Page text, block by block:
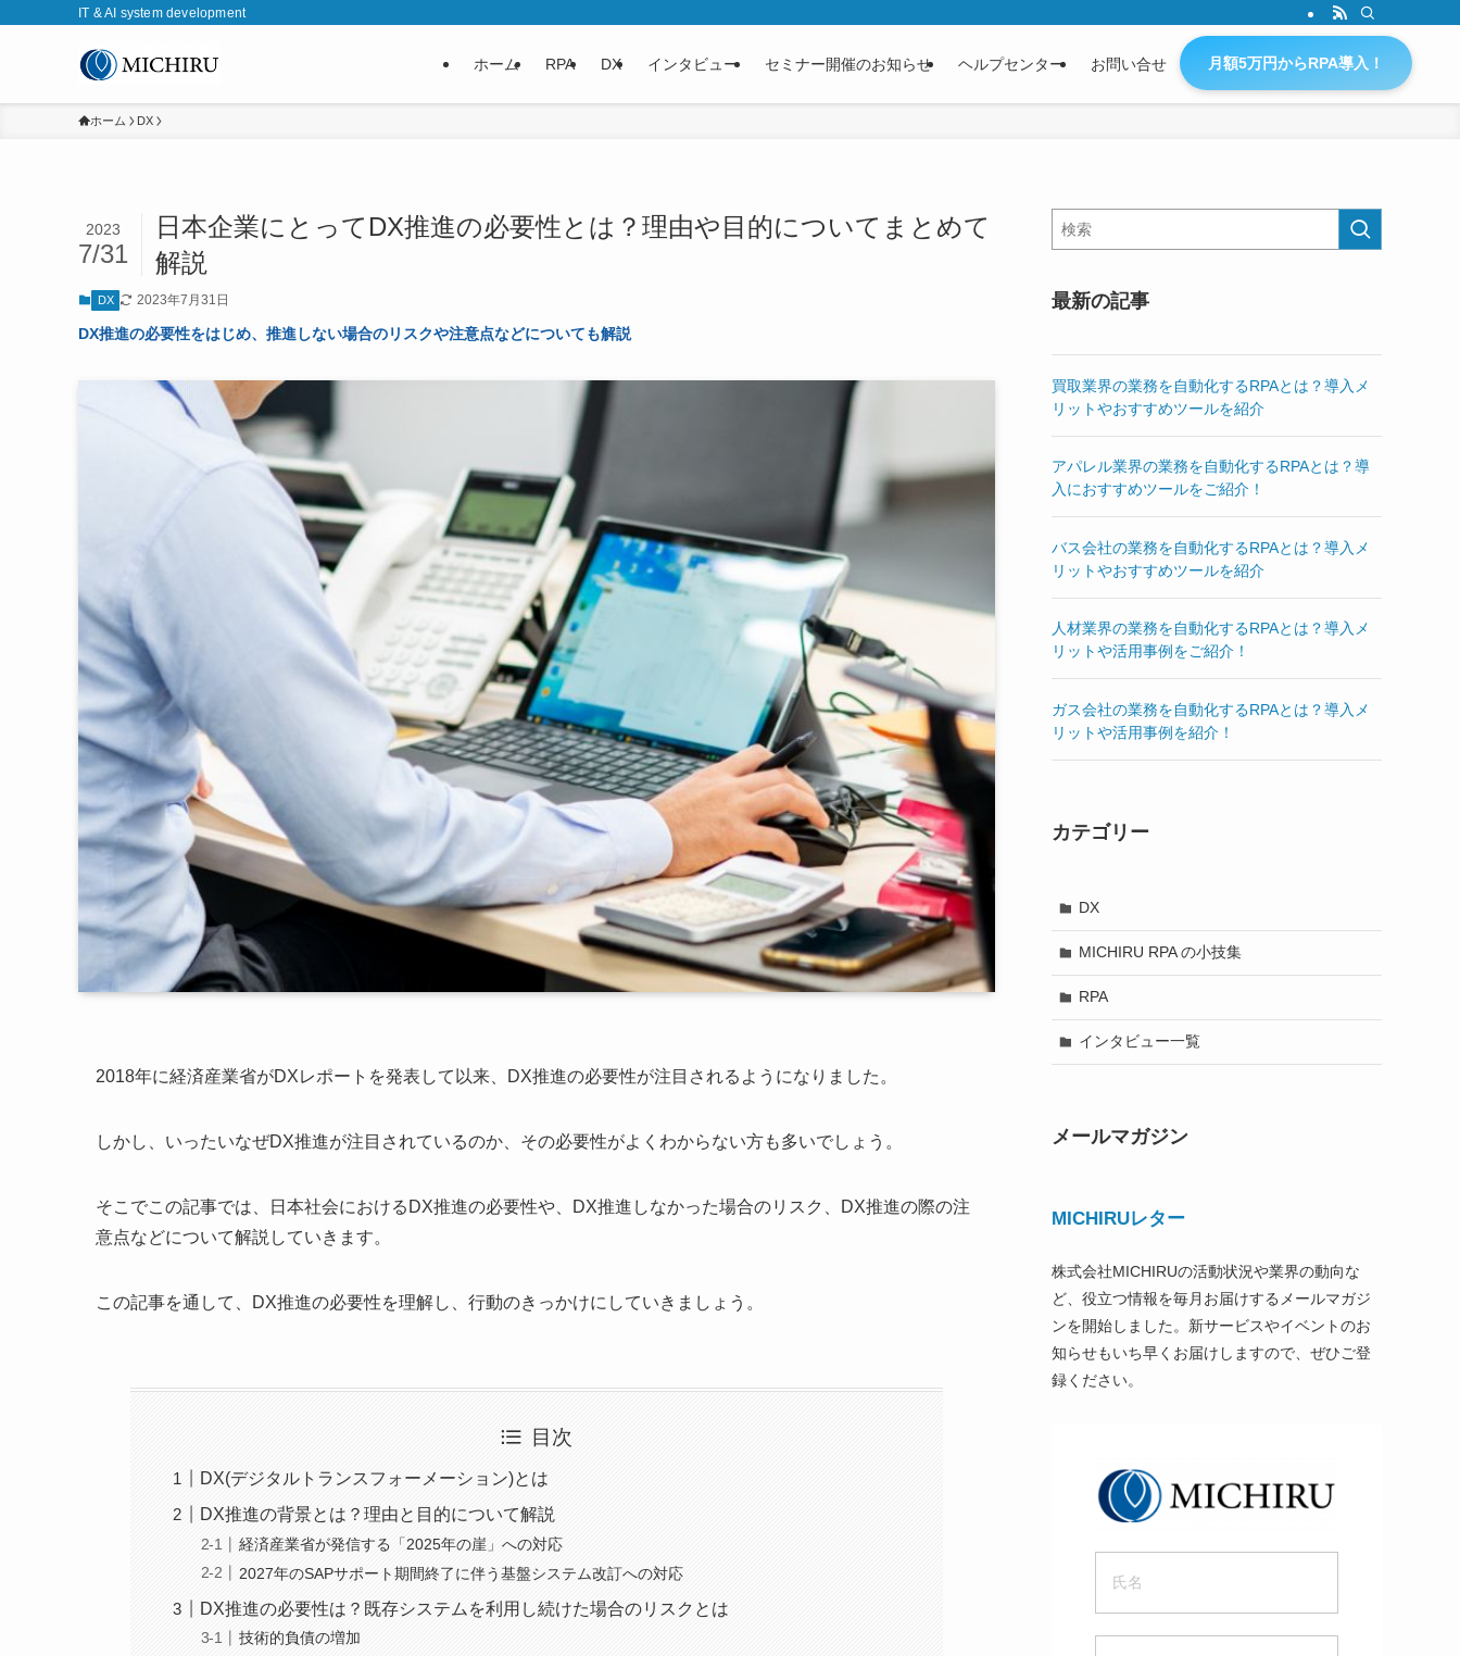
IT & AI system development
ホーム RPA DX インタビュー セミナー開催のお知らせ ヘルプセンター お問い合せ 月額5万円からRPA導入！
ホーム DX
日本企業にとってDX推進の必要性とは？理由や目的についてまとめて
解説
2023
7/31
DX 2023年7月31日
DX推進の必要性をはじめ、推進しない場合のリスクや注意点などについても解説
2018年に経済産業省がDXレポートを発表して以来、DX推進の必要性が注目されるようになりました。
しかし、いったいなぜDX推進が注目されているのか、その必要性がよくわからない方も多いでしょう。
そこでこの記事では、日本社会におけるDX推進の必要性や、DX推進しなかった場合のリスク、DX推進の際の注
意点などについて解説していきます。
この記事を通して、DX推進の必要性を理解し、行動のきっかけにしていきましょう。
目次
DX(デジタルトランスフォーメーション)とは
DX推進の背景とは？理由と目的について解説
経済産業省が発信する「2025年の崖」への対応
2027年のSAPサポート期間終了に伴う基盤システム改訂への対応
DX推進の必要性は？既存システムを利用し続けた場合のリスクとは
技術的負債の増加
最新の記事
買取業界の業務を自動化するRPAとは？導入メ
リットやおすすめツールを紹介
アパレル業界の業務を自動化するRPAとは？導
入におすすめツールをご紹介！
バス会社の業務を自動化するRPAとは？導入メ
リットやおすすめツールを紹介
人材業界の業務を自動化するRPAとは？導入メ
リットや活用事例をご紹介！
ガス会社の業務を自動化するRPAとは？導入メ
リットや活用事例を紹介！
カテゴリー
DX
MICHIRU RPA の小技集
RPA
インタビュー一覧
メールマガジン
MICHIRUレター
株式会社MICHIRUの活動状況や業界の動向な
ど、役立つ情報を毎月お届けするメールマガジ
ンを開始しました。新サービスやイベントのお
知らせもいち早くお届けしますので、ぜひご登
録ください。